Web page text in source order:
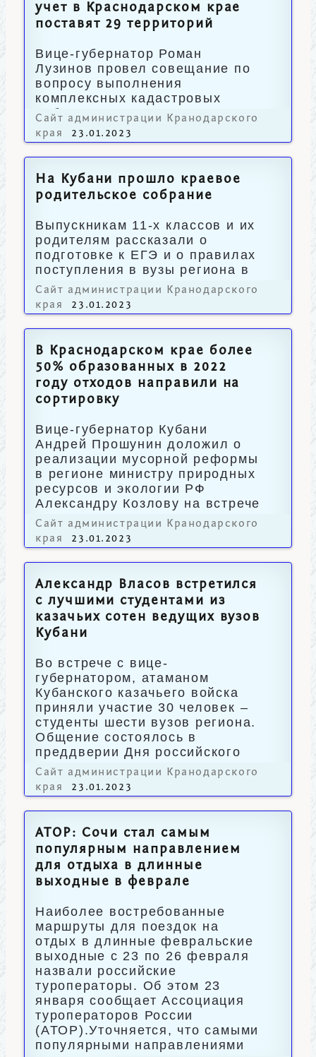
учет в Краснодарском крае
поставят 29 территорий
Вице-губернатор Роман
Лузинов провел совещание по
вопросу выполнения
комплексных кадастровых
работ в муниципалитетах.
Сайт администрации Кранодарского
края
23.01.2023
На Кубани прошло краевое
родительское собрание
Выпускникам 11-х классов и их
родителям рассказали о
подготовке к ЕГЭ и о правилах
поступления в вузы региона в
2023 году.
Сайт администрации Кранодарского
края
23.01.2023
В Краснодарском крае более
50% образованных в 2022
году отходов направили на
сортировку
Вице-губернатор Кубани
Андрей Прошунин доложил о
реализации мусорной реформы
в регионе министру природных
ресурсов и экологии РФ
Александру Козлову на встрече
в Москве.
Сайт администрации Кранодарского
края
23.01.2023
Александр Власов встретился
с лучшими студентами из
казачьих сотен ведущих вузов
Кубани
Во встрече с вице-
губернатором, атаманом
Кубанского казачьего войска
приняли участие 30 человек –
студенты шести вузов региона.
Общение состоялось в
преддверии Дня российского
студенчества.
Сайт администрации Кранодарского
края
23.01.2023
АТОР: Сочи стал самым
популярным направлением
для отдыха в длинные
выходные в феврале
Наиболее востребованные
маршруты для поездок на
отдых в длинные февральские
выходные с 23 по 26 февраля
назвали российские
туроператоры. Об этом 23
января сообщает Ассоциация
туроператоров России
(АТОР).Уточняется, что самыми
популярными направлениями